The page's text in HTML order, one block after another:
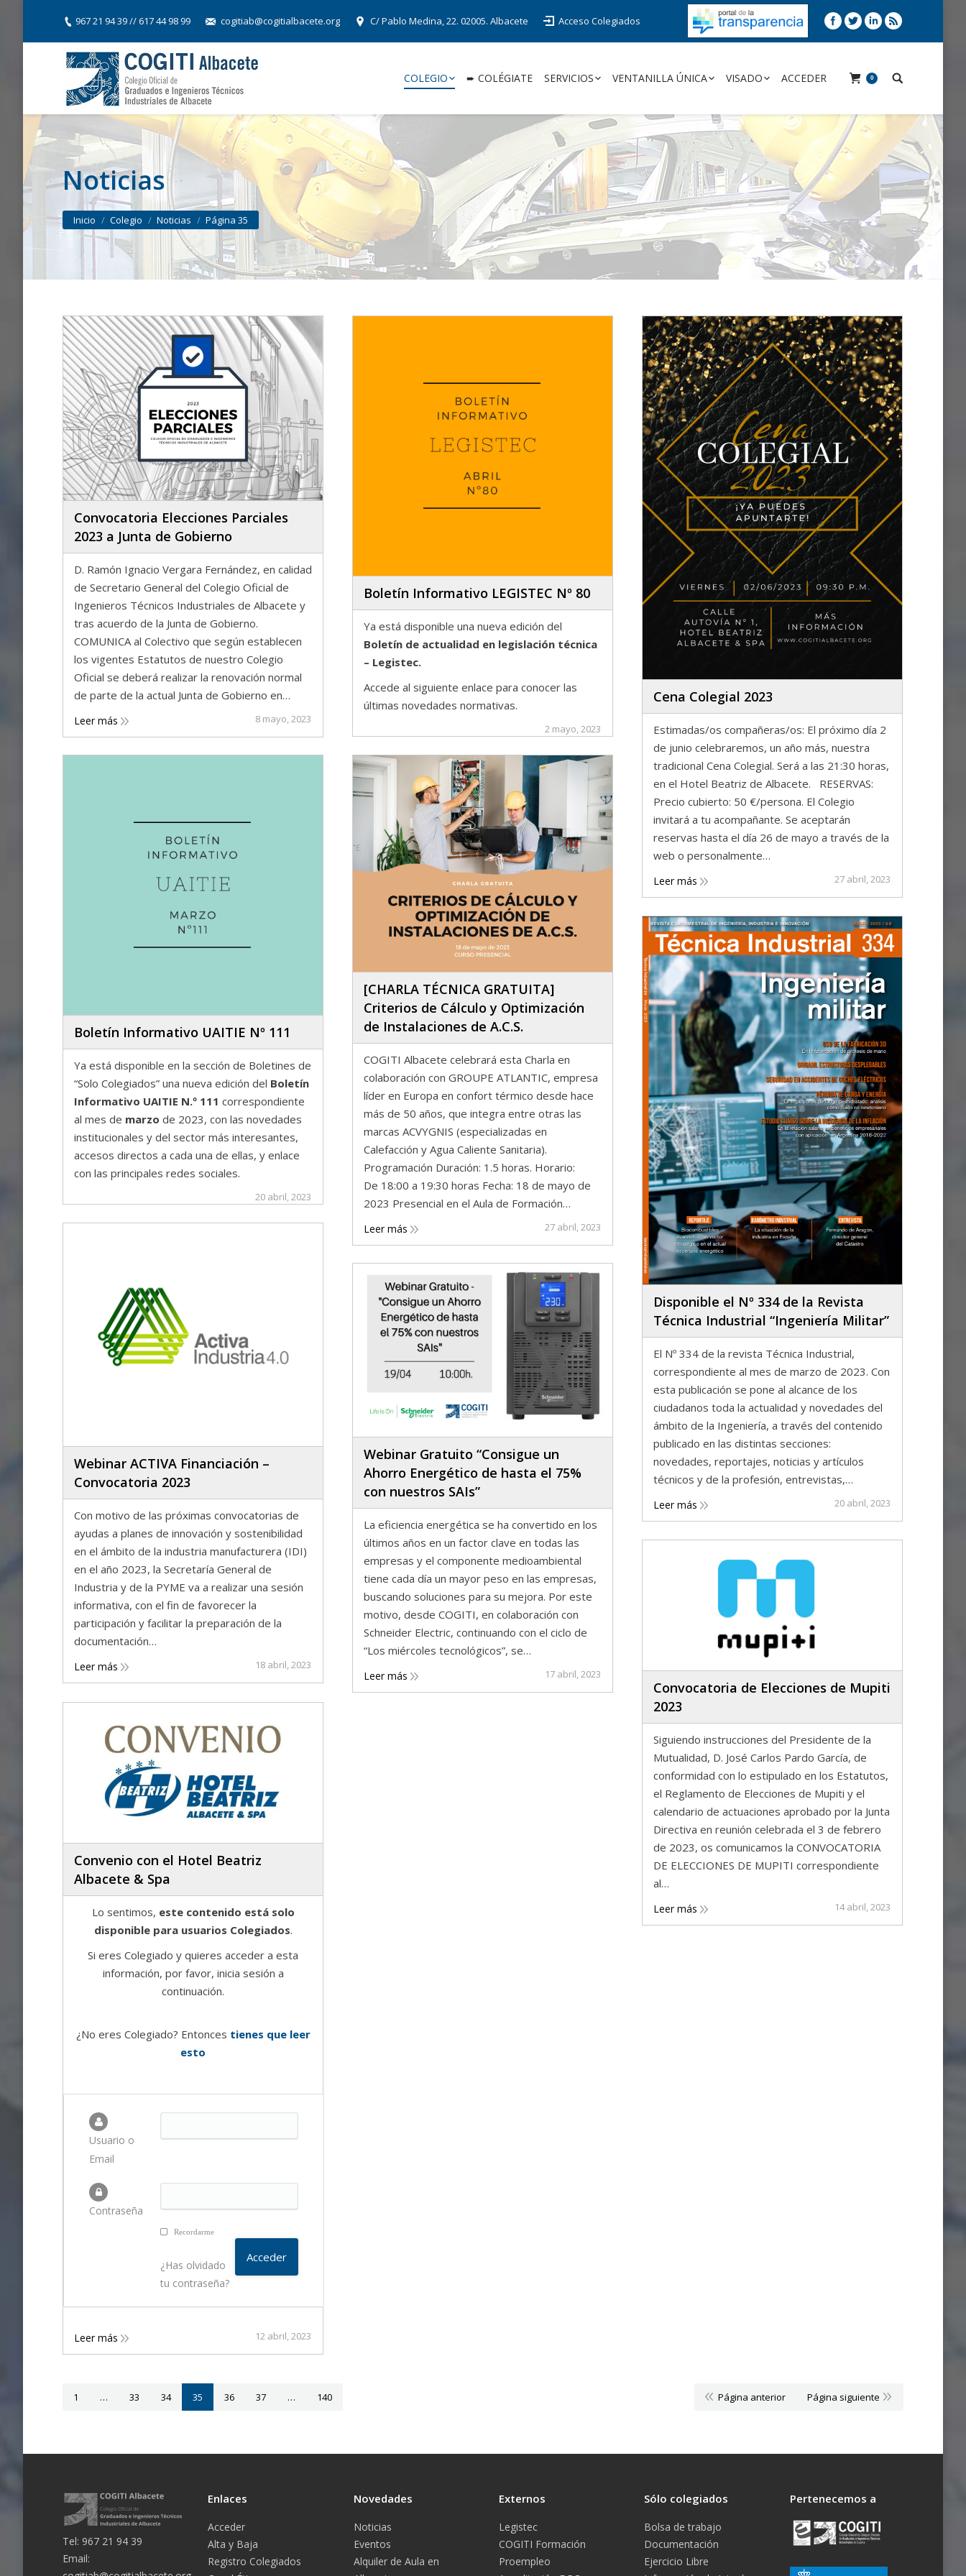
967 21 94 39 // 617 44 98 99 cogitiab@cogitialbacete.org C/ Pablo Medina, 22. 02005. Albacete Acceso Colegiados
COLEGIO ➨ COLÉGIATE SERVICIOS VENTANILLA ÚNICA VISADO ACCEDER 0
Noticias
You are here:
Inicio Colegio Noticias Página 35
Convocatoria Elecciones Parciales
2023 a Junta de Gobierno
D. Ramón Ignacio Vergara Fernández, en calidad
de Secretario General del Colegio Oficial de
Ingenieros Técnicos Industriales de Albacete y
tras acuerdo de la Junta de Gobierno.
COMUNICA al Colectivo que según establecen
los vigentes Estatutos de nuestro Colegio
Oficial se deberá realizar la renovación normal
de parte de la actual Junta de Gobierno en…
Leer más 8 mayo, 2023
Boletín Informativo LEGISTEC Nº 80
Ya está disponible una nueva edición del
Boletín de actualidad en legislación técnica
– Legistec.
Accede al siguiente enlace para conocer las
últimas novedades normativas.
2 mayo, 2023
Cena Colegial 2023
Estimadas/os compañeras/os: El próximo día 2
de junio celebraremos, un año más, nuestra
tradicional Cena Colegial. Será a las 21:30 horas,
en el Hotel Beatriz de Albacete. RESERVAS:
Precio cubierto: 50 €/persona. El Colegio
invitará a tu acompañante. Se aceptarán
reservas hasta el día 26 de mayo a través de la
web o personalmente…
Leer más 27 abril, 2023
[CHARLA TÉCNICA GRATUITA]
Criterios de Cálculo y Optimización
de Instalaciones de A.C.S.
COGITI Albacete celebrará esta Charla en
colaboración con GROUPE ATLANTIC, empresa
líder en Europa en confort térmico desde hace
más de 50 años, que integra entre otras las
marcas ACVYGNIS (especializadas en
Calefacción y Agua Caliente Sanitaria).
Programación Duración: 1.5 horas. Horario:
De 18:00 a 19:30 horas Fecha: 18 de mayo de
2023 Presencial en el Aula de Formación…
Leer más 27 abril, 2023
Boletín Informativo UAITIE Nº 111
Ya está disponible en la sección de Boletines de
“Solo Colegiados” una nueva edición del Boletín
Informativo UAITIE N.º 111 correspondiente
al mes de marzo de 2023, con las novedades
institucionales y del sector más interesantes,
accesos directos a cada una de ellas, y enlace
con las principales redes sociales.
20 abril, 2023
Disponible el Nº 334 de la Revista
Técnica Industrial “Ingeniería Militar”
El Nº 334 de la revista Técnica Industrial,
correspondiente al mes de marzo de 2023. Con
esta publicación se pone al alcance de los
ciudadanos toda la actualidad y novedades del
ámbito de la Ingeniería, a través del contenido
publicado en las distintas secciones:
novedades, reportajes, noticias y artículos
técnicos y de la profesión, entrevistas,…
Leer más 20 abril, 2023
Webinar ACTIVA Financiación –
Convocatoria 2023
Con motivo de las próximas convocatorias de
ayudas a planes de innovación y sostenibilidad
en el ámbito de la industria manufacturera (IDI)
en el año 2023, la Secretaría General de
Industria y de la PYME va a realizar una sesión
informativa, con el fin de favorecer la
participación y facilitar la preparación de la
documentación…
Leer más 18 abril, 2023
Webinar Gratuito “Consigue un
Ahorro Energético de hasta el 75%
con nuestros SAIs”
La eficiencia energética se ha convertido en los
últimos años en un factor clave en todas las
empresas y el componente medioambiental
tiene cada día un mayor peso en las empresas,
buscando soluciones para su mejora. Por este
motivo, desde COGITI, en colaboración con
Schneider Electric, continuando con el ciclo de
“Los miércoles tecnológicos”, se…
Leer más 17 abril, 2023
Convocatoria de Elecciones de Mupiti
2023
Siguiendo instrucciones del Presidente de la
Mutualidad, D. José Carlos Pardo García, de
conformidad con lo estipulado en los Estatutos,
el Reglamento de Elecciones de Mupiti y el
calendario de actuaciones aprobado por la Junta
Directiva en reunión celebrada el 3 de febrero
de 2023, os comunicamos la CONVOCATORIA
DE ELECCIONES DE MUPITI correspondiente
al…
Leer más 14 abril, 2023
Convenio con el Hotel Beatriz
Albacete & Spa
Lo sentimos, este contenido está solo
disponible para usuarios Colegiados.
Si eres Colegiado y quieres acceder a esta
información, por favor, inicia sesión a
continuación.
¿No eres Colegiado? Entonces tienes que leer
esto
Usuario o
Email
Contraseña
Recordarme
¿Has olvidado
tu contraseña?
Leer más 12 abril, 2023
1 … 33 34 35 36 37 … 140 Página anterior Página siguiente
Tel: 967 21 94 39
Email:
Enlaces
Acceder
Alta y Baja
Registro Colegiados
Novedades
Noticias
Eventos
Alquiler de Aula en
Externos
Legistec
COGITI Formación
Proempleo
Sólo colegiados
Bolsa de trabajo
Documentación
Ejercicio Libre
Pertenecemos a